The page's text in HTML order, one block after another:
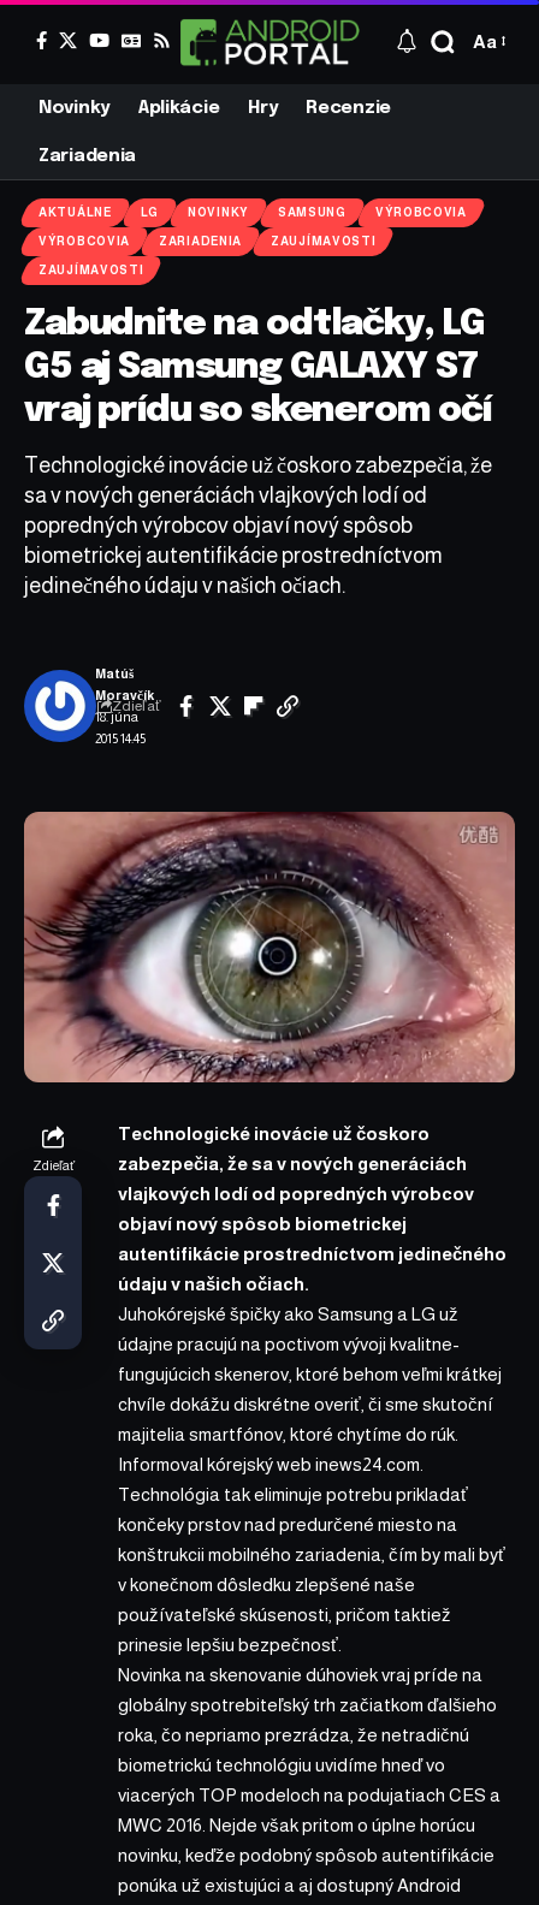
Aa
Novinky Aplikácie Hry Recenzie
Zariadenia
AKTUÁLNE LG NOVINKY SAMSUNG VÝROBCOVIA
VÝROBCOVIA ZARIADENIA ZAUJÍMAVOSTI
ZAUJÍMAVOSTI
Zabudnite na odtlačky, LG
G5 aj Samsung GALAXY S7
vraj prídu so skenerom očí
Technologické inovácie už čoskoro zabezpečia, že
sa v nových generáciách vlajkových lodí od
popredných výrobcov objaví nový spôsob
biometrickej autentifikácie prostredníctvom
jedinečného údaju v našich očiach.
18. júna
2015 14:45
Matúš
Moravčík
Zdieľať
Zdieľať
Technologické inovácie už čoskoro
zabezpečia, že sa v nových generáciách
vlajkových lodí od popredných výrobcov
objaví nový spôsob biometrickej
autentifikácie prostredníctvom jedinečného
údaju v našich očiach.
Juhokórejské špičky ako Samsung a LG už
údajne pracujú na poctivom vývoji kvalitne-
fungujúcich skenerov, ktoré behom veľmi krátkej
chvíle dokážu diskrétne overiť, či sme skutoční
majitelia smartfónov, ktoré chytíme do rúk.
Informoval kórejský web inews24.com.
Technológia tak eliminuje potrebu prikladať
končeky prstov nad predurčené miesto na
konštrukcii mobilného zariadenia, čím by mali byť
v konečnom dôsledku zlepšené naše
používateľské skúsenosti, pričom taktiež
prinesie lepšiu bezpečnosť.
Novinka na skenovanie dúhoviek vraj príde na
globálny spotrebiteľský trh začiatkom ďalšieho
roka, čo nepriamo prezrádza, že netradičnú
biometrickú technológiu uvidíme hneď vo
viacerých TOP modeloch na podujatiach CES a
MWC 2016. Nejde však pritom o úplne horúcu
novinku, keďže podobný spôsob autentifikácie
ponúka už existujúci a aj dostupný Android